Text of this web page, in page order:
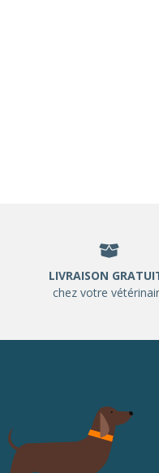
LIVRAISON
chez votre